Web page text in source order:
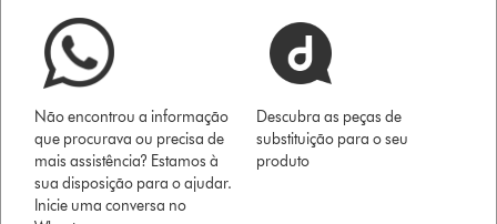
Não encontrou a informação
que procurava ou precisa de
mais assistência? Estamos à
sua disposição para o ajudar.
Inicie uma conversa no
Descubra as peças de
substituição para o seu
produto